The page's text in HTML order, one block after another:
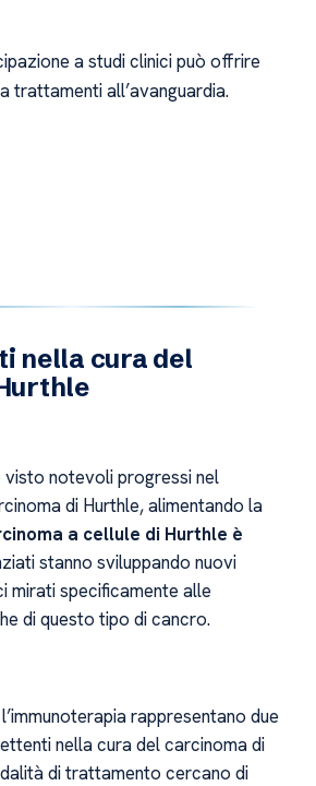
a studi clinici può offrire
trattamenti all’avanguardia.
nella cura del
visto notevoli progressi nel
di Hurthle, alimentando la
a cellule di Hurthle è
stanno sviluppando nuovi
mirati specificamente alle
di questo tipo di cancro.
rappresentano due
nella cura del carcinoma di
di trattamento cercano di